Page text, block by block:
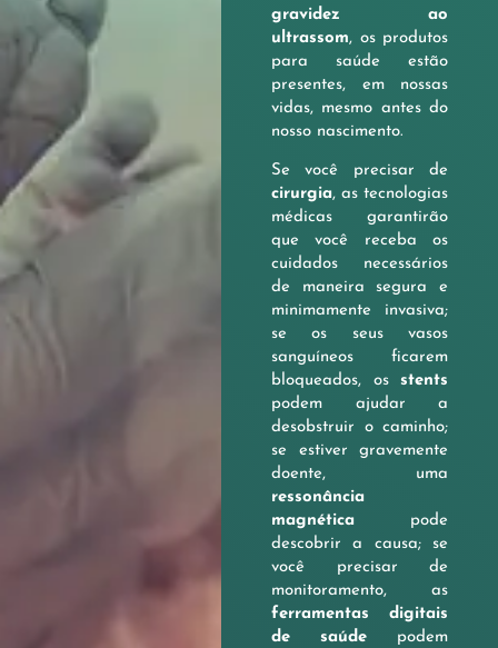
gravidez ao
ultrassom, os produtos
para saúde estão
presentes, em nossas
vidas, mesmo antes do
nosso nascimento.
Se você precisar de
cirurgia, as tecnologias
médicas garantirão
que você receba os
cuidados necessários
de maneira segura e
minimamente invasiva;
se os seus vasos
sanguíneos ficarem
bloqueados, osstents
podem ajudar a
desobstruir o caminho;
se estiver gravemente
doente, uma
ressonância
magnéticapode
descobrir a causa; se
você precisar de
monitoramento, as
ferramentas digitais
de saúde podem